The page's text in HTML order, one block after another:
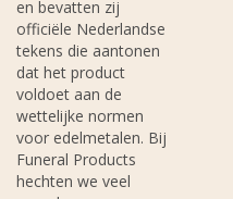
en bevatten zij
officiële Nederlandse
tekens die aantonen
dat het product
voldoet aan de
wettelijke normen
voor edelmetalen. Bij
Funeral Products
hechten we veel